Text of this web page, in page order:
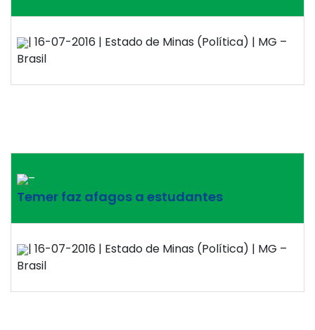
| 16-07-2016 | Estado de Minas (Política) | MG –
Brasil
–
Temer faz afagos a estudantes
| 16-07-2016 | Estado de Minas (Política) | MG –
Brasil